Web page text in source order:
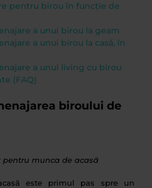
pentru birou în funcție de
a unui birou la geam
a unui birou la casă, în
a unui living cu birou
(FAQ)
biroului de
munca de acasă
este primul pas spre un